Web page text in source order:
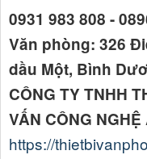
0931 983 808 -
Văn phòng: 326
dầu Một, Bình
CÔNG TY TNHH
VẤN CÔNG
https://